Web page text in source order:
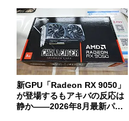
新GPU「Radeon RX 9050」
が登場するもアキバの反応は
静か――2026年8月最新パー